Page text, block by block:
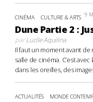
CINÉMA CULTURE & ARTS 9
Dune Partie 2 :
parLucile Aquilina
Il faut un moment avant
salle de cinéma. C’est
dans les oreilles, des
ACTUALITÉS MONDE